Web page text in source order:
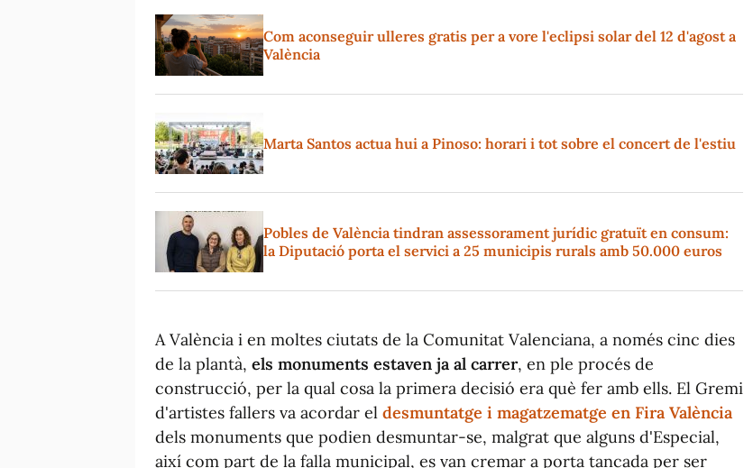
Com aconseguir ulleres gratis per a vore l'eclipsi solar del 12 d'agost a
València
Marta Santos actua hui a Pinoso: horari i tot sobre el concert de l'estiu
Pobles de València tindran assessorament jurídic gratuït en consum:
la Diputació porta el servici a 25 municipis rurals amb 50.000 euros
A València i en moltes ciutats de la Comunitat Valenciana, a només cinc dies
de la plantà, els monuments estaven ja al carrer, en ple procés de
construcció, per la qual cosa la primera decisió era què fer amb ells. El Gremi
d'artistes fallers va acordar el desmuntatge i magatzematge en Fira València
dels monuments que podien desmuntar-se, malgrat que alguns d'Especial,
així com part de la falla municipal, es van cremar a porta tancada per ser